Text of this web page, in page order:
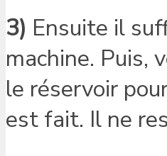
3) Ensuite il
machine. Puis,
le réservoir
est fait. Il ne